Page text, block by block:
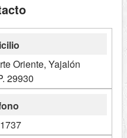
Oriente, Yajalón
29930